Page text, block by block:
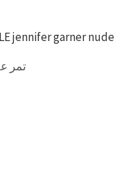
jennifer garner nude
تمر